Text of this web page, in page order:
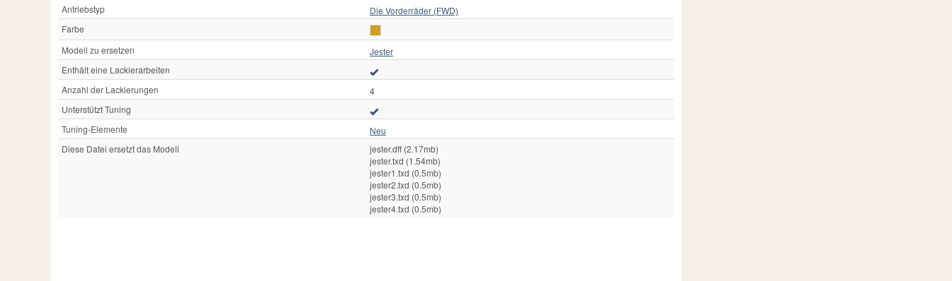
Antriebstyp
Die Vorderräder (FWD)
Farbe
Modell zu ersetzen
Jester
Enthält eine Lackierarbeiten
Anzahl der Lackierungen
4
Unterstützt Tuning
Tuning-Elemente
Neu
Diese Datei ersetzt das Modell
jester.dff (2.17mb)
jester.txd (1.54mb)
jester1.txd (0.5mb)
jester2.txd (0.5mb)
jester3.txd (0.5mb)
jester4.txd (0.5mb)